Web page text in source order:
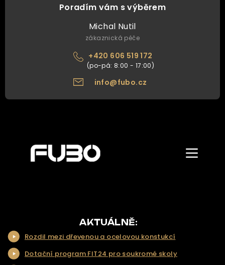
Poradím vám s výběrem
Michal Nutil
zákaznická péče
+420 606 519 172
info@fubo.cz
NAŠE NABÍDKA
NAŠE SLUŽBY
REALIZACE
Zobrazit/
menu
AKTUÁLNĚ:
Rozdil mezi dřevenou a ocelovou konstukcí
Dotační program FIT24 pro soukromé skoly